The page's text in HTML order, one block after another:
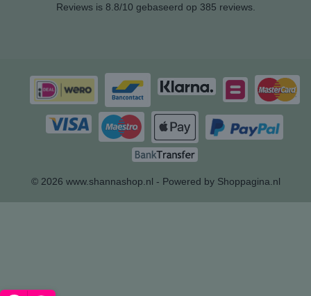
Reviewsis 8.8/10 gebaseerd op 385 reviews.
© 2026 www.shannashop.nl - Powered by Shoppagina.nl